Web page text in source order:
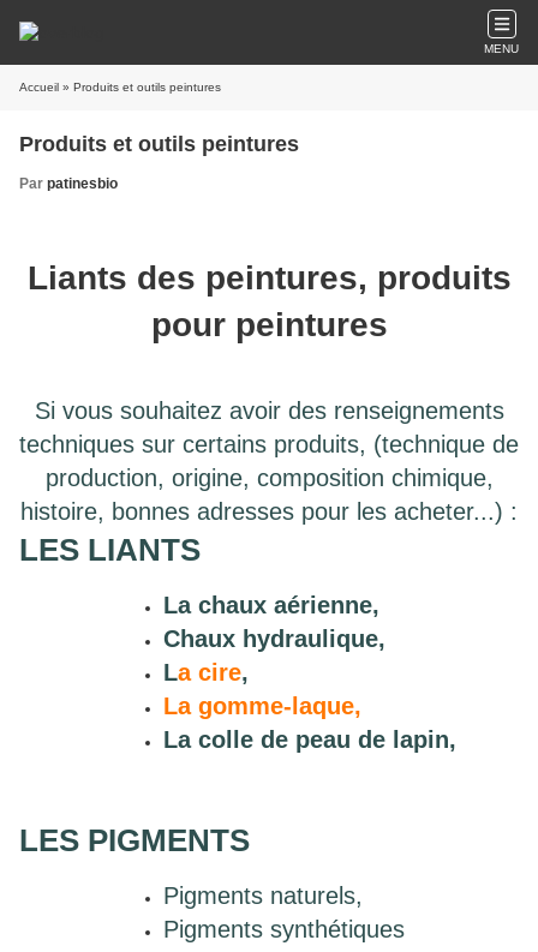
MENU
Accueil » Produits et outils peintures
Produits et outils peintures
Par patinesbio
Liants des peintures, produits
pour peintures
Si vous souhaitez avoir des renseignements
techniques sur certains produits, (technique de
production, origine, composition chimique,
histoire, bonnes adresses pour les acheter...) :
LES LIANTS
La chaux aérienne,
Chaux hydraulique,
La cire,
La gomme-laque,
La colle de peau de lapin,
LES PIGMENTS
Pigments naturels,
Pigments synthétiques